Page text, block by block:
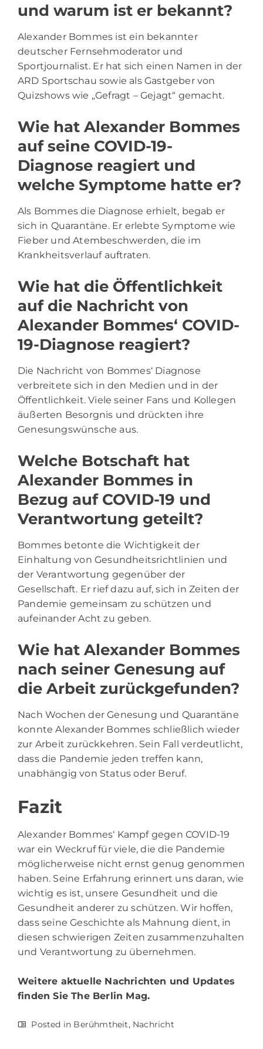
und warum ist er bekannt?
Alexander Bommes ist ein bekannter
deutscher Fernsehmoderator und
Sportjournalist. Er hat sich einen Namen in der
ARD Sportschau sowie als Gastgeber von
Quizshows wie „Gefragt – Gejagt“ gemacht.
Wie hat Alexander Bommes
auf seine COVID-19-
Diagnose reagiert und
welche Symptome hatte er?
Als Bommes die Diagnose erhielt, begab er
sich in Quarantäne. Er erlebte Symptome wie
Fieber und Atembeschwerden, die im
Krankheitsverlauf auftraten.
Wie hat die Öffentlichkeit
auf die Nachricht von
Alexander Bommes‘ COVID-
19-Diagnose reagiert?
Die Nachricht von Bommes‘ Diagnose
verbreitete sich in den Medien und in der
Öffentlichkeit. Viele seiner Fans und Kollegen
äußerten Besorgnis und drückten ihre
Genesungswünsche aus.
Welche Botschaft hat
Alexander Bommes in
Bezug auf COVID-19 und
Verantwortung geteilt?
Bommes betonte die Wichtigkeit der
Einhaltung von Gesundheitsrichtlinien und
der Verantwortung gegenüber der
Gesellschaft. Er rief dazu auf, sich in Zeiten der
Pandemie gemeinsam zu schützen und
aufeinander Acht zu geben.
Wie hat Alexander Bommes
nach seiner Genesung auf
die Arbeit zurückgefunden?
Nach Wochen der Genesung und Quarantäne
konnte Alexander Bommes schließlich wieder
zur Arbeit zurückkehren. Sein Fall verdeutlicht,
dass die Pandemie jeden treffen kann,
unabhängig von Status oder Beruf.
Fazit
Alexander Bommes‘ Kampf gegen COVID-19
war ein Weckruf für viele, die die Pandemie
möglicherweise nicht ernst genug genommen
haben. Seine Erfahrung erinnert uns daran, wie
wichtig es ist, unsere Gesundheit und die
Gesundheit anderer zu schützen. Wir hoffen,
dass seine Geschichte als Mahnung dient, in
diesen schwierigen Zeiten zusammenzuhalten
und Verantwortung zu übernehmen.
Weitere aktuelle Nachrichten und Updates
finden SieThe Berlin Mag.
Posted in Berühmtheit, Nachricht